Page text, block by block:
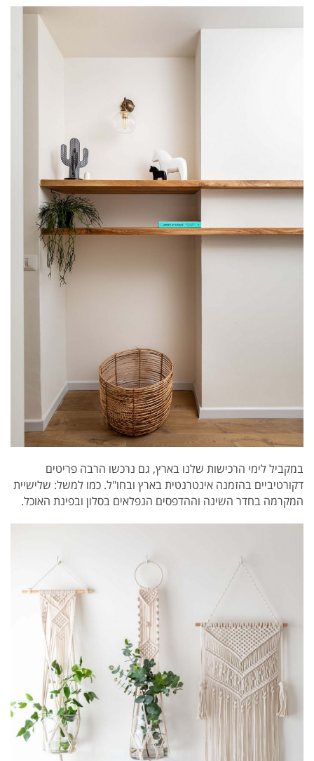
במקביל לימי הרכישות שלנו בארץ, גם נרכשו הרבה פריטים
דקורטיביים בהזמנה אינטרנטית בארץ ובחו"ל. כמו למשל: שלישיית
המקרמה בחדר השינה וההדפסים הנפלאים בסלון ובפינת האוכל.